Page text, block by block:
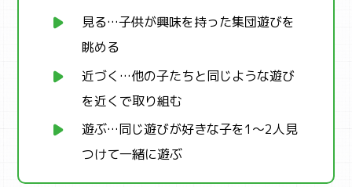
見る…子供が興味を持った集団遊びを
眺める
近づく…他の子たちと同じような遊び
を近くで取り組む
遊ぶ…同じ遊びが好きな子を1～2人見
つけて一緒に遊ぶ